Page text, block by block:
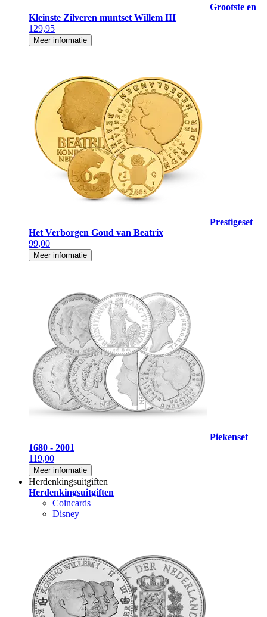
Grootste en
Kleinste Zilveren muntset Willem III
129,95
Meer informatie
Prestigeset
Het Verborgen Goud van Beatrix
99,00
Meer informatie
Piekenset
1680 - 2001
119,00
Meer informatie
Herdenkingsuitgiften
Herdenkingsuitgiften
Coincards
Disney